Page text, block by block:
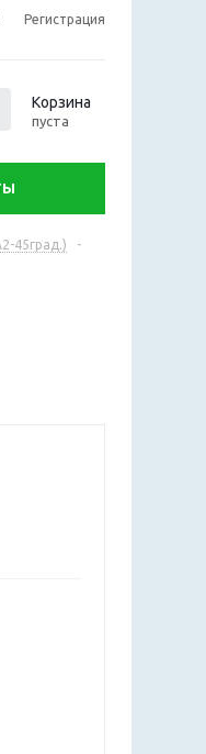
Регистрация
Корзина
пуста
45град.)
-